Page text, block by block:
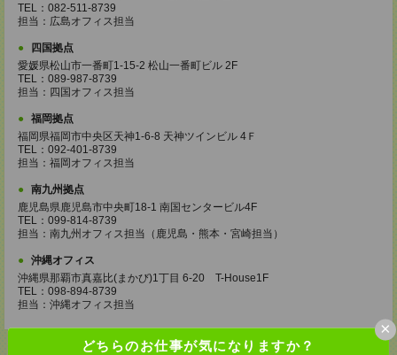
どちらのお仕事が気になりますか？
×
TEL：082-511-8739
担当：広島オフィス担当
四国拠点
愛媛県松山市一番町1-15-2 松山一番町ビル 2F
TEL：089-987-8739
担当：四国オフィス担当
福岡拠点
福岡県福岡市中央区天神1-6-8 天神ツインビル 4Ｆ
TEL：092-401-8739
担当：福岡オフィス担当
南九州拠点
鹿児島県鹿児島市中央町18-1 南国センタービル4F
TEL：099-814-8739
担当：南九州オフィス担当（鹿児島・熊本・宮崎担当）
沖縄オフィス
沖縄県那覇市真嘉比(まかび)1丁目 6-20 T-House1F
TEL：098-894-8739
担当：沖縄オフィス担当